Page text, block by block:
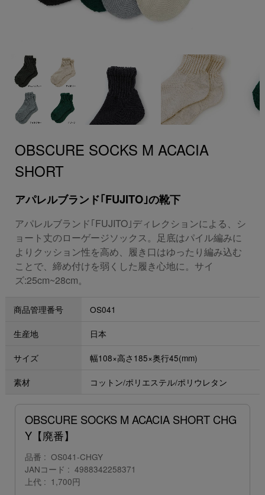
OBSCURE SOCKS M ACACIA
SHORT
アパレルブランド｢FUJITO｣の靴下
アパレルブランド｢FUJITO｣ディレクションによる、シ
ョート丈のローゲージソックス。足底はパイル編みに
よりクッション性を高め、履き口はゆったり編み込む
ことで、締め付けを弱くした履き心地に。サイ
ズ:25cm~28cm。
商品管理番号 OS041
生産地 日本
サイズ 幅108×高さ185×奥行45(mm)
素材 コットン/ポリエステル/ポリウレタン
OBSCURE SOCKS M ACACIA SHORT CHG
Y【廃番】
品番
OS041-CHGY
JANコード
4988342258371
上代
1,700円